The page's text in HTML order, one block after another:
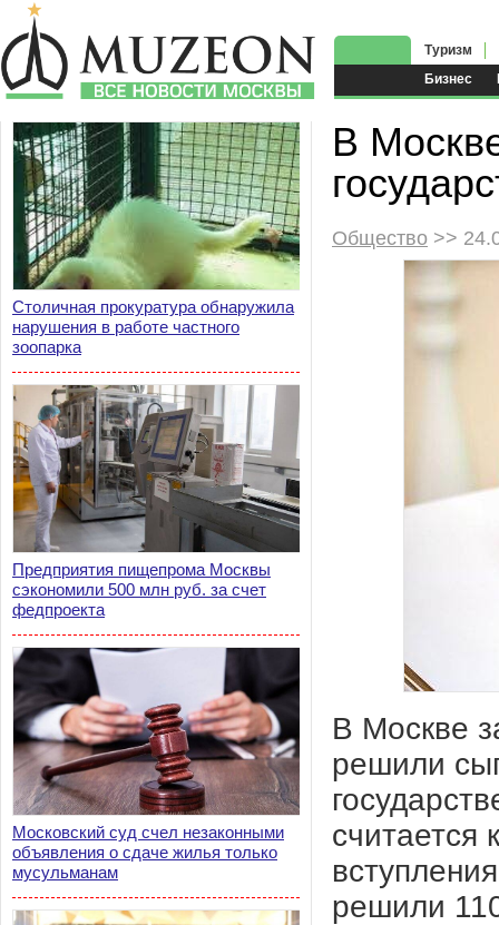
Бизнес
Туризм
Столичная прокуратура обнаружила
нарушения в работе частного
зоопарка
Предприятия пищепрома Москвы
сэкономили 500 млн руб. за счет
федпроекта
Московский суд счел незаконными
объявления о сдаче жилья только
мусульманам
В
Общество >>
В Москве
решили
считается
решили